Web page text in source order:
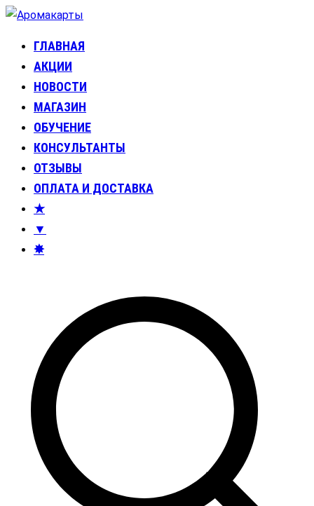
Перейти
содержимому
Аромакарты
Психологические эфирные карты • Аромапсихология
ГЛАВНАЯ
АКЦИИ
НОВОСТИ
МАГАЗИН
ОБУЧЕНИЕ
КОНСУЛЬТАНТЫ
ОТЗЫВЫ
ОПЛАТА И ДОСТАВКА
★
▼
✸